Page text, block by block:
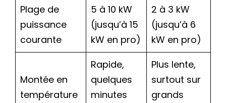
Plage de
puissance
courante
5 à 10 kW
(jusqu’à 15
kW en pro)
2 à 3 kW
(jusqu’à 6
kW en pro)
Montée en
température
Rapide,
quelques
minutes
Plus lente,
surtout sur
grands